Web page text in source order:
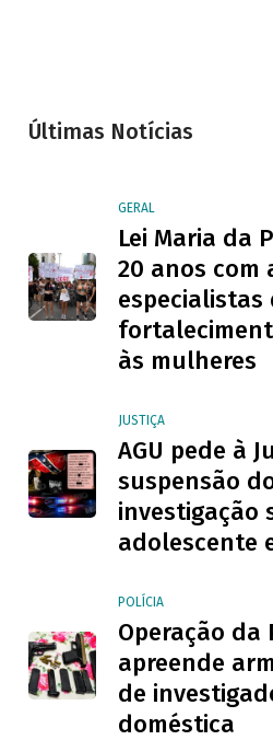
Últimas Notícias
GERAL
Lei Maria da
20 anos com
especialistas
às mulheres
JUSTIÇA
AGU pede à
suspensão
investigação
adolescente
POLÍCIA
Operação da
apreende
de
doméstica